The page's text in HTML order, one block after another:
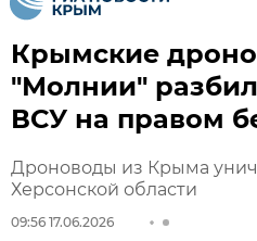
Крымские
"Молнии"
ВСУ на правом
Дроноводы из Крыма
Херсонской области
09:56 17.06.2026